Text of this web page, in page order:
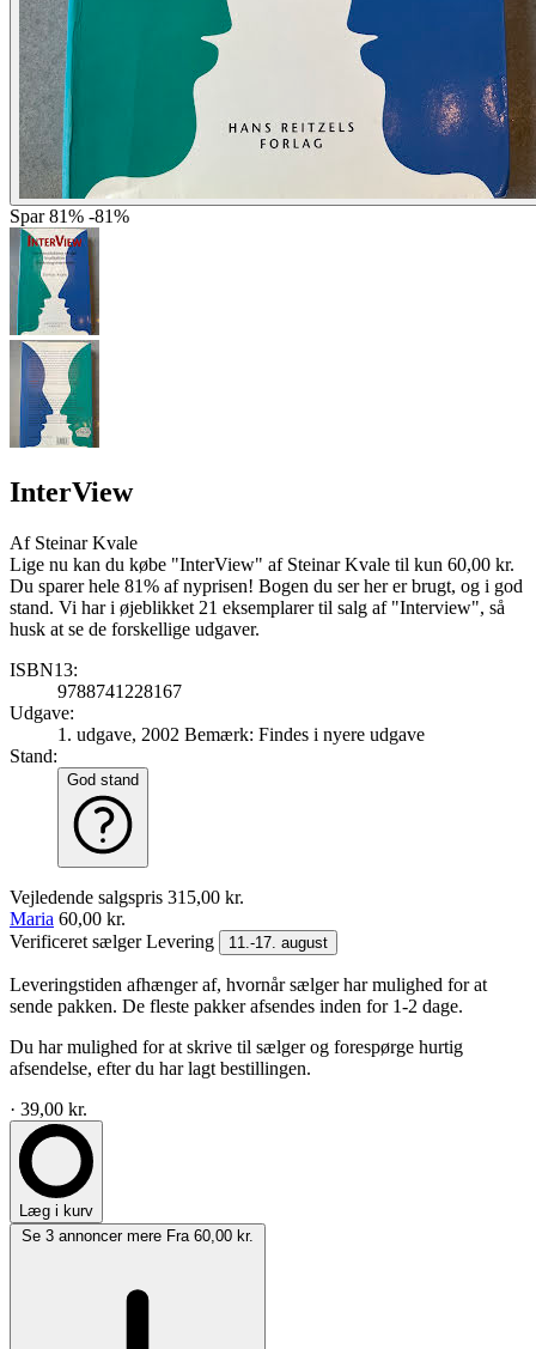
Spar 81% -81%
InterView
Af Steinar Kvale
Lige nu kan du købe "InterView" af Steinar Kvale til kun 60,00 kr.
Du sparer hele 81% af nyprisen! Bogen du ser her er brugt, og i god
stand. Vi har i øjeblikket 21 eksemplarer til salg af "Interview", så
husk at se de forskellige udgaver.
ISBN13:
9788741228167
Udgave:
1. udgave, 2002 Bemærk: Findes i nyere udgave
Stand:
God stand
Vejledende salgspris 315,00 kr.
Maria 60,00 kr.
Verificeret sælgerLevering 11.-17. august
Leveringstiden afhænger af, hvornår sælger har mulighed for at
sende pakken. De fleste pakker afsendes inden for 1-2 dage.
Du har mulighed for at skrive til sælger og forespørge hurtig
afsendelse, efter du har lagt bestillingen.
· 39,00 kr.
Læg i kurv
Se 3 annoncer mere Fra 60,00 kr.